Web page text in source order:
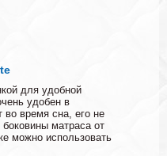
для удобной
удобен в
во время сна, его не
матраса от
можно использовать